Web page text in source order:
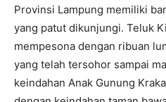
Provinsi Lampung memiliki
yang patut dikunjungi. Teluk
mempesona dengan ribuan
yang telah tersohor sampai
keindahan Anak Gunung